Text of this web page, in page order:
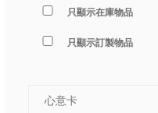
只顯示在庫物品
只顯示訂製物品